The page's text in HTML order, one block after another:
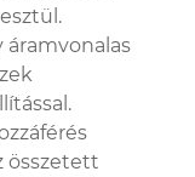
áramvonalas
összetett